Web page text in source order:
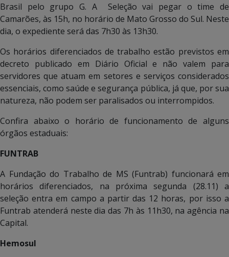
Brasil pelo grupo G. A Seleção vai pegar o time de
Camarões, às 15h, no horário de Mato Grosso do Sul. Neste
dia, o expediente será das 7h30 às 13h30.
Os horários diferenciados de trabalho estão previstos em
decreto publicado em Diário Oficial e não valem para
servidores que atuam em setores e serviços considerados
essenciais, como saúde e segurança pública, já que, por sua
natureza, não podem ser paralisados ou interrompidos.
Confira abaixo o horário de funcionamento de alguns
órgãos estaduais:
FUNTRAB
A Fundação do Trabalho de MS (Funtrab) funcionará em
horários diferenciados, na próxima segunda (28.11) a
seleção entra em campo a partir das 12 horas, por isso a
Funtrab atenderá neste dia das 7h às 11h30, na agência na
Capital.
Hemosul